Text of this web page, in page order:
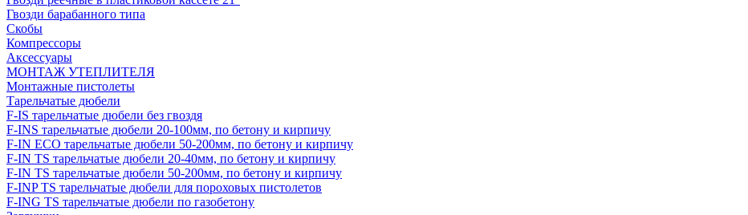
Гвозди барабанного типа
Скобы
Компрессоры
Аксессуары
МОНТАЖ УТЕПЛИТЕЛЯ
Монтажные пистолеты
Тарельчатые дюбели
F-IS тарельчатые дюбели без гвоздя
F-INS тарельчатые дюбели 20-100мм, по бетону и кирпичу
F-IN ECO тарельчатые дюбели 50-200мм, по бетону и кирпичу
F-IN TS тарельчатые дюбели 20-40мм, по бетону и кирпичу
F-IN TS тарельчатые дюбели 50-200мм, по бетону и кирпичу
F-INP TS тарельчатые дюбели для пороховых пистолетов
F-ING TS тарельчатые дюбели по газобетону